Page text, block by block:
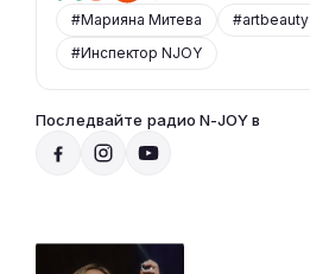
#Марияна Митева
#artbeauty
#Инспектор NJOY
Последвайте радио N-JOY в
СЛУШАЙ
00:00 - 12:00